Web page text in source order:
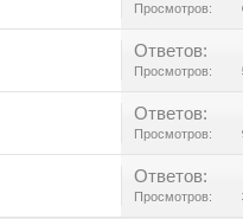
Просмотров:
Ответов:
Просмотров:
Ответов:
Просмотров:
Ответов:
Просмотров: